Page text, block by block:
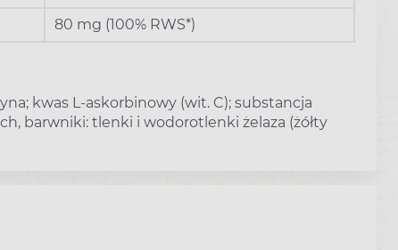
80 mg (100% RWS*)
kwas L-askorbinowy (wit. C); substancja
barwniki: tlenki i wodorotlenki żelaza (żółty